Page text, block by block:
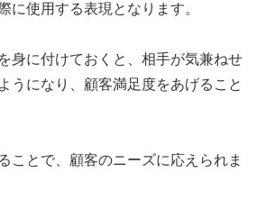
に使用する表現となります。
身に付けておくと、相手が気兼ねせ
うになり、顧客満足度をあげること
ことで、顧客のニーズに応えられま